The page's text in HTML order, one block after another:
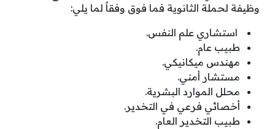
وظيفة لحملة الثانوية فما فوق وفقاً لما يلي:
⁠استشاري علم النفس.
⁠طبيب عام.
مهندس ميكانيكي.
مستشار أمني.
⁠محلل الموارد البشرية.
⁠أخصائي فرعي في التخدير.
طبيب التخدير العام.